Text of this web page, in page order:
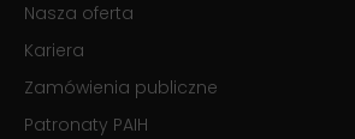
Nasza oferta
Kariera
Zamówienia publiczne
Patronaty PAIH